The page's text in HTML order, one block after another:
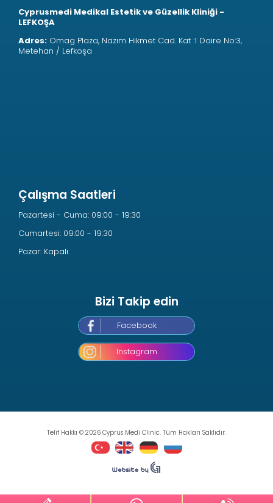
Cyprusmedi Medikal Estetik ve Güzellik Kliniği -
LEFKOŞA
Adres: Omag Plaza, Nazım Hikmet Cad. Kat :1 Daire No:3,
Metehan / Lefkoşa
Çalışma Saatleri
Pazartesi - Cuma: 09:00 - 19:30
Cumartesi: 09:00 - 19:30
Pazar: Kapalı
Bizi Takip edin
Facebook
Instagram
Telif Hakkı © 2026 Cyprus Medi Clinic. Tüm Hakları Saklıdır.